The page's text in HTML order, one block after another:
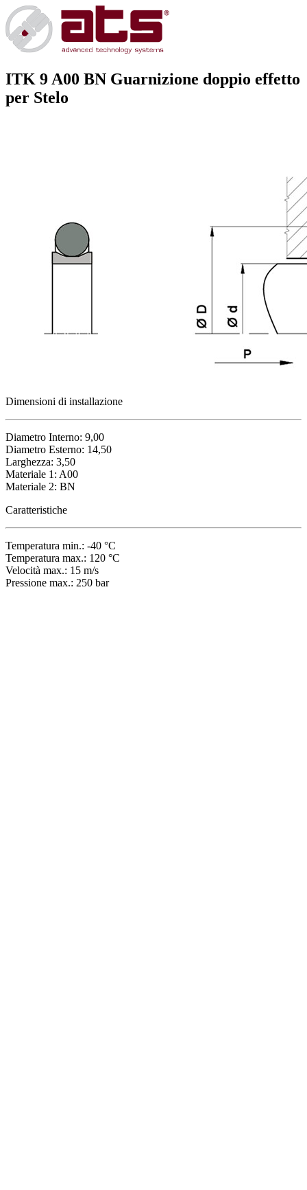
ITK 9 A00 BN Guarnizione doppio effetto
per Stelo
Dimensioni di installazione
Diametro Interno: 9,00
Diametro Esterno: 14,50
Larghezza: 3,50
Materiale 1: A00
Materiale 2: BN
Caratteristiche
Temperatura min.: -40 °C
Temperatura max.: 120 °C
Velocità max.: 15 m/s
Pressione max.: 250 bar